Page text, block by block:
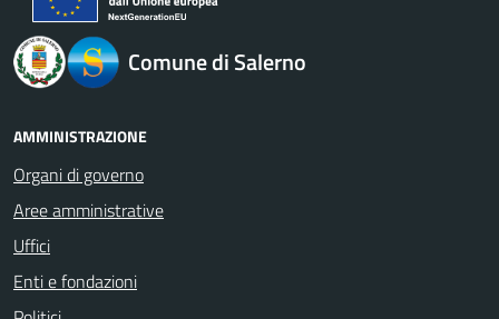
Comune di Salerno
AMMINISTRAZIONE
Organi di governo
Aree amministrative
Uffici
Enti e fondazioni